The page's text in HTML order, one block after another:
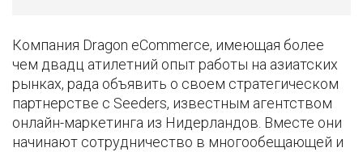
Компания Dragon eCommerce, имеющая более
чем двадц атилетний опыт работы на азиатских
рынках, рада объявить о своем стратегическом
партнерстве с Seeders, известным агентством
онлайн-маркетинга из Нидерландов. Вместе они
начинают сотрудничество в многообещающей и